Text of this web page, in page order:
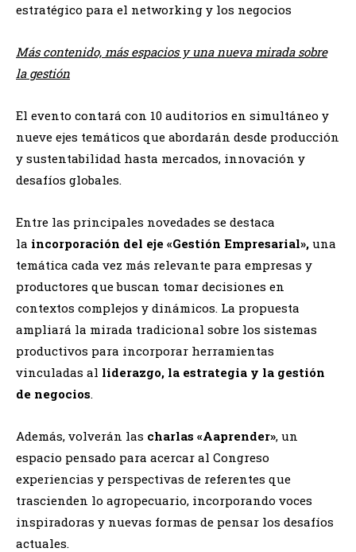
estratégico para el networking y los negocios
Más contenido, más espacios y una nueva mirada sobre
la gestión
El evento contará con 10 auditorios en simultáneo y
nueve ejes temáticos que abordarán desde producción
y sustentabilidad hasta mercados, innovación y
desafíos globales.
Entre las principales novedades se destaca
la incorporación del eje «Gestión Empresarial», una
temática cada vez más relevante para empresas y
productores que buscan tomar decisiones en
contextos complejos y dinámicos. La propuesta
ampliará la mirada tradicional sobre los sistemas
productivos para incorporar herramientas
vinculadas al liderazgo, la estrategia y la gestión
de negocios.
Además, volverán las charlas «Aaprender», un
espacio pensado para acercar al Congreso
experiencias y perspectivas de referentes que
trascienden lo agropecuario, incorporando voces
inspiradoras y nuevas formas de pensar los desafíos
actuales.